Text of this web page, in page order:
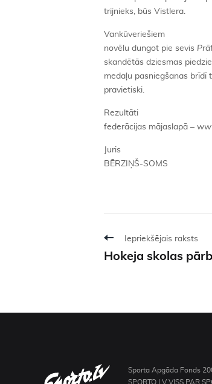
trijnieks, būs Vistlera.
Vankūveriešiem
novēlu dungot pie sevis
skandētās dziesmas
medaļu pasniegšanas brīdī
pravietiski.
Rezultāti
federācijas mājaslapā –
Juris
BĒRZIŅŠ-SOMS
Iepriekšējais raksts
Hokeja skolas
Sporta Apgāda Fonds
SPORTO.LV VISS PAR